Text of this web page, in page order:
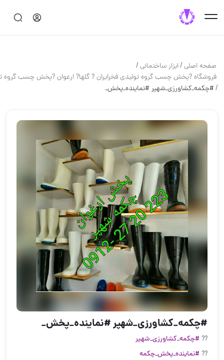
صفحه اصلی/ابزار ساختماني/
فروشگاه ?پخش چسب گروه تولیدی فخرایران ? گلها? ارغوان ?پخش چسب
/#چکمه_کشاورزی_شهپر #نماینده_پخش_
#چکمه_کشاورزی_شهپر #نماینده_پخش_
?? #چکمه_کشاورزی_شهپر
?? #نماینده_پخش_چکمه